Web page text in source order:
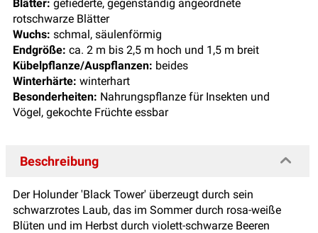
Blätter: gefiederte, gegenständig angeordnete
rotschwarze Blätter
Wuchs: schmal, säulenförmig
Endgröße: ca. 2 m bis 2,5 m hoch und 1,5 m breit
Kübelpflanze/Auspflanzen: beides
Winterhärte: winterhart
Besonderheiten: Nahrungspflanze für Insekten und
Vögel, gekochte Früchte essbar
Beschreibung
Der Holunder 'Black Tower' überzeugt durch sein
schwarzrotes Laub, das im Sommer durch rosa-weiße
Blüten und im Herbst durch violett-schwarze Beeren